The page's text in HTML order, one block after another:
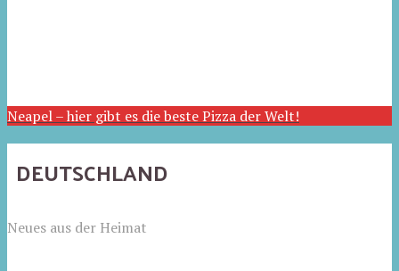
Neapel – hier gibt es die beste Pizza der Welt!
DEUTSCHLAND
Neues aus der Heimat